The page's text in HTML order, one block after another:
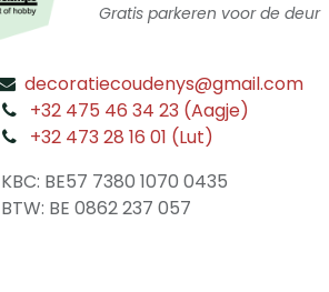
Gratis parkeren voor de deur
decoratiecoudenys@gmail.com
+32 475 46 34 23 (Aagje)
+32 473 28 16 01 (Lut)
KBC: BE57 7380 1070 0435
BE 0862 237 057